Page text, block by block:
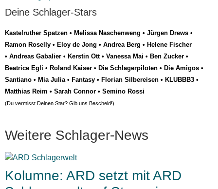
Deine Schlager-Stars
Kastelruther Spatzen • Melissa Naschenweng • Jürgen Drews •
Ramon Roselly • Eloy de Jong • Andrea Berg • Helene Fischer
• Andreas Gabalier • Kerstin Ott• Vanessa Mai • Ben Zucker •
Beatrice Egli • Roland Kaiser • Die Schlagerpiloten • Die Amigos •
Santiano • Mia Julia • Fantasy • Florian Silbereisen • KLUBBB3 •
Matthias Reim • Sarah Connor • Semino Rossi
(Du vermisst Deinen Star? Gib uns Bescheid!)
Weitere Schlager-News
Kolumne: ARD setzt mit ARD